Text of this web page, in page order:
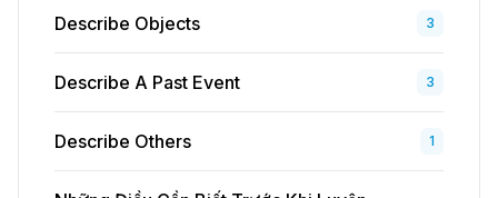
Describe Objects 3
Describe A Past Event 3
Describe Others 1